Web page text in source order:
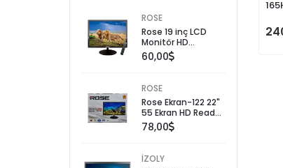
ROSE
Rose 19 inç LCD
Monitör HD
Çözünürlük Smart
TV Özelliği ile
60,00
ROSE
Rose Ekran-122 22"
55 Ekran HD Ready
LCD TV 1366 x 768
Çözünürlük ile LED
78,00
İZOLY